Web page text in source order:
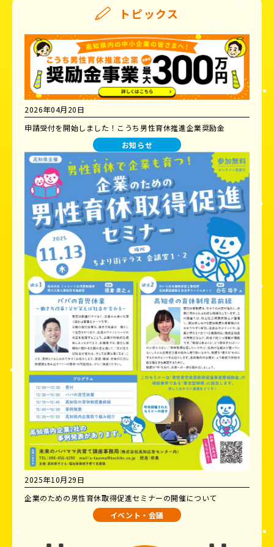
トピックス
2026年04月20日
申請受付を開始しました！こうち男性育休推進企業奨励金
お知らせ
2025年10月29日
企業のための男性育休取得促進セミナーの開催について
イベント・会議